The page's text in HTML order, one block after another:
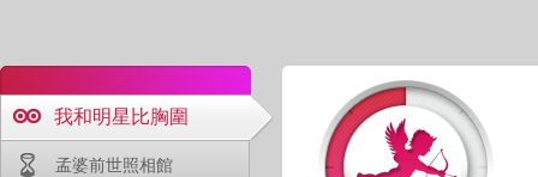
我和明星比胸圍
孟婆前世照相館